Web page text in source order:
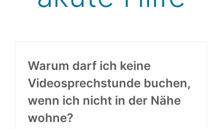
Warum darf ich keine
Videosprechstunde buchen,
wenn ich nicht in der Nähe
wohne?